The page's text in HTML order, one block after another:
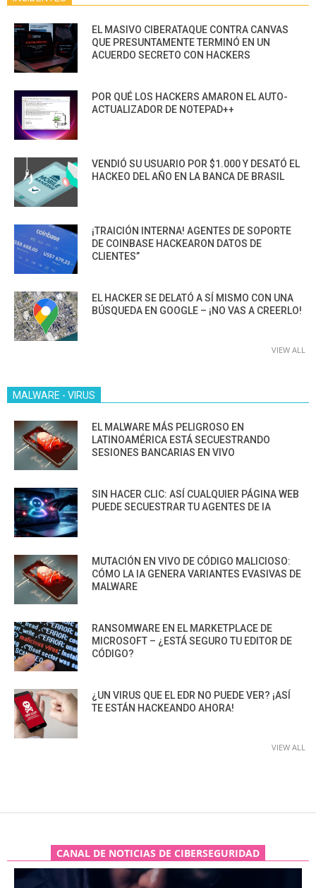
EL MASIVO CIBERATAQUE CONTRA CANVAS
QUE PRESUNTAMENTE TERMINÓ EN UN
ACUERDO SECRETO CON HACKERS
POR QUÉ LOS HACKERS AMARON EL AUTO-
ACTUALIZADOR DE NOTEPAD++
VENDIÓ SU USUARIO POR $1.000 Y DESATÓ EL
HACKEO DEL AÑO EN LA BANCA DE BRASIL
¡TRAICIÓN INTERNA! AGENTES DE SOPORTE
DE COINBASE HACKEARON DATOS DE
CLIENTES”
EL HACKER SE DELATÓ A SÍ MISMO CON UNA
BÚSQUEDA EN GOOGLE – ¡NO VAS A CREERLO!
VIEW ALL
MALWARE - VIRUS
EL MALWARE MÁS PELIGROSO EN
LATINOAMÉRICA ESTÁ SECUESTRANDO
SESIONES BANCARIAS EN VIVO
SIN HACER CLIC: ASÍ CUALQUIER PÁGINA WEB
PUEDE SECUESTRAR TU AGENTES DE IA
MUTACIÓN EN VIVO DE CÓDIGO MALICIOSO:
CÓMO LA IA GENERA VARIANTES EVASIVAS DE
MALWARE
RANSOMWARE EN EL MARKETPLACE DE
MICROSOFT – ¿ESTÁ SEGURO TU EDITOR DE
CÓDIGO?
¿UN VIRUS QUE EL EDR NO PUEDE VER? ¡ASÍ
TE ESTÁN HACKEANDO AHORA!
VIEW ALL
CANAL DE NOTICIAS DE CIBERSEGURIDAD